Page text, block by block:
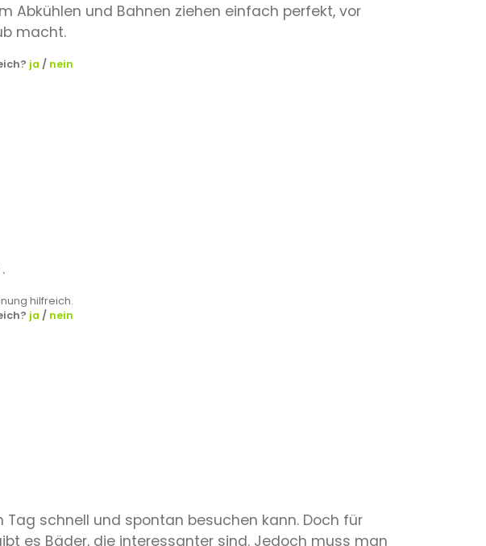
Abkühlen und Bahnen ziehen einfach perfekt, vor
macht.
ja / nein
hilfreich.
ja / nein
schnell und spontan besuchen kann. Doch für
es Bäder, die interessanter sind. Jedoch muss man